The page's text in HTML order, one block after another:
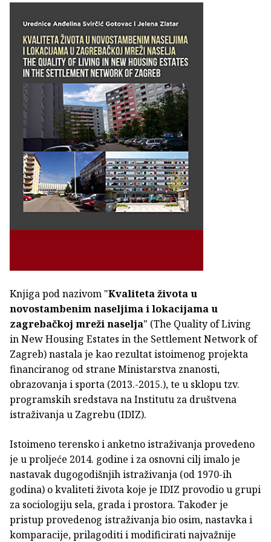
Knjiga pod nazivom "Kvaliteta života u
novostambenim naseljima i lokacijama u
zagrebačkoj mreži naselja" (The Quality of Living
in New Housing Estates in the Settlement Network of
Zagreb) nastala je kao rezultat istoimenog projekta
financiranog od strane Ministarstva znanosti,
obrazovanja i sporta (2013.-2015.), te u sklopu tzv.
programskih sredstava na Institutu za društvena
istraživanja u Zagrebu (IDIZ).
Istoimeno terensko i anketno istraživanja provedeno
je u proljeće 2014. godine i za osnovni cilj imalo je
nastavak dugogodišnjih istraživanja (od 1970-ih
godina) o kvaliteti života koje je IDIZ provodio u grupi
za sociologiju sela, grada i prostora. Također je
pristup provedenog istraživanja bio osim, nastavka i
komparacije, prilagoditi i modificirati najvažnije